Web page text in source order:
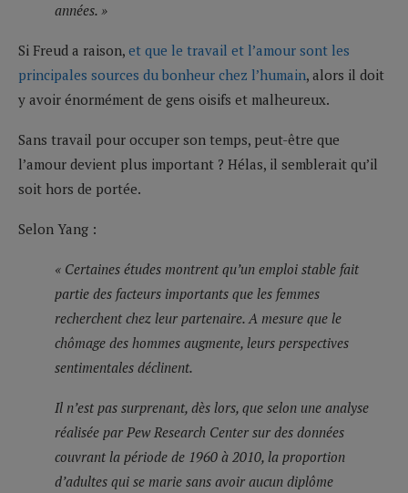
années. »
Si Freud a raison, et que le travail et l’amour sont les
principales sources du bonheur chez l’humain, alors il doit
y avoir énormément de gens oisifs et malheureux.
Sans travail pour occuper son temps, peut-être que
l’amour devient plus important ? Hélas, il semblerait qu’il
soit hors de portée.
Selon Yang :
« Certaines études montrent qu’un emploi stable fait
partie des facteurs importants que les femmes
recherchent chez leur partenaire. A mesure que le
chômage des hommes augmente, leurs perspectives
sentimentales déclinent.
Il n’est pas surprenant, dès lors, que selon une analyse
réalisée par Pew Research Center sur des données
couvrant la période de 1960 à 2010, la proportion
d’adultes qui se marie sans avoir aucun diplôme